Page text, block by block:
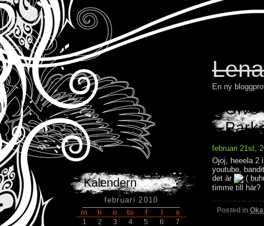
En ny
Give
februari 21st,
Ojoj, heeela 2
youtube,
det är
timme till här?
Posted in
Kalendern
februari 2010
m
ti o to f s
1 2 3 4 5 6
7